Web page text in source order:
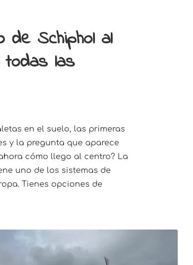
de Schiphol al
las
en el suelo, las primeras
y la pregunta que aparece
cómo llego al centro? La
uno de los sistemas de
Tienes opciones de